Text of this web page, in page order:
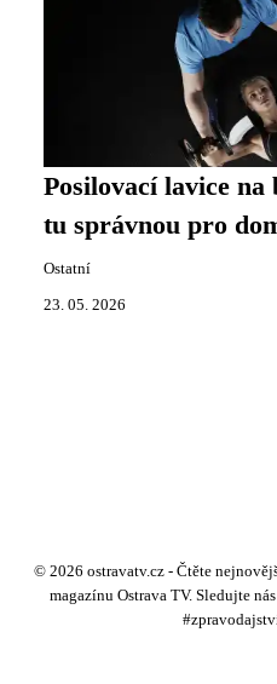
Posilovací lavice
tu správnou pro
Ostatní
23. 05. 2026
© 2026 ostravatv.cz - Čtěte
magazínu Ostrava TV. Sledujte